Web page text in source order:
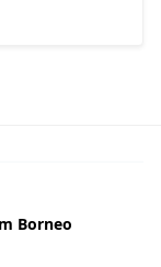
Borneo